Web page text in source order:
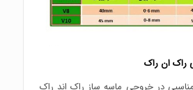
راک ان راک